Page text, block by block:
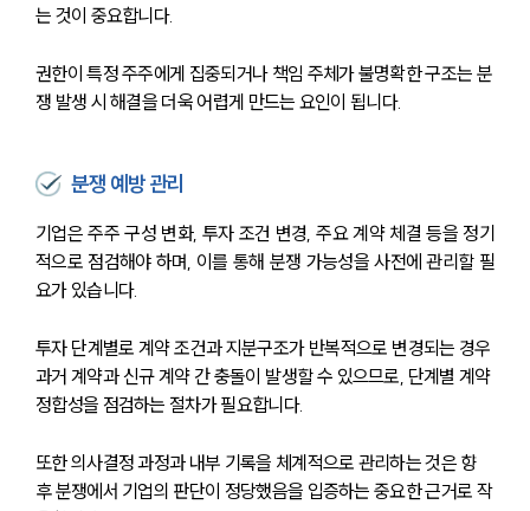
는 것이 중요합니다.
권한이 특정 주주에게 집중되거나 책임 주체가 불명확한 구조는 분
쟁 발생 시 해결을 더욱 어렵게 만드는 요인이 됩니다.
분쟁 예방 관리
기업은 주주 구성 변화, 투자 조건 변경, 주요 계약 체결 등을 정기
적으로 점검해야 하며, 이를 통해 분쟁 가능성을 사전에 관리할 필
요가 있습니다.
투자 단계별로 계약 조건과 지분구조가 반복적으로 변경되는 경우
과거 계약과 신규 계약 간 충돌이 발생할 수 있으므로, 단계별 계약
정합성을 점검하는 절차가 필요합니다.
또한 의사결정 과정과 내부 기록을 체계적으로 관리하는 것은 향
후 분쟁에서 기업의 판단이 정당했음을 입증하는 중요한 근거로 작